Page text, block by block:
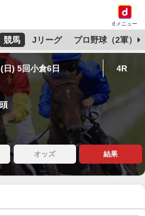
dメニュー
競馬 Jリーグ プロ野球（2軍）
日) 5回小倉6日 4R
オッズ 結果